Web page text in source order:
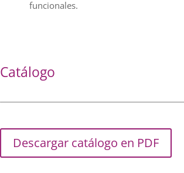
funcionales.
Catálogo
Descargar catálogo en PDF